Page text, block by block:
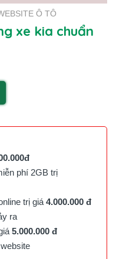
Ô TÔ
xe kia chuẩn
phí 2GB trị
trị giá 4.000.000 đ
ra
5.000.000 đ